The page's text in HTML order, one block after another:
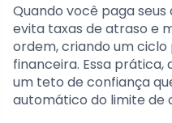
Quando você paga
evita taxas de atraso e
ordem, criando um
financeira. Essa
um teto de confiança
automático do limite de